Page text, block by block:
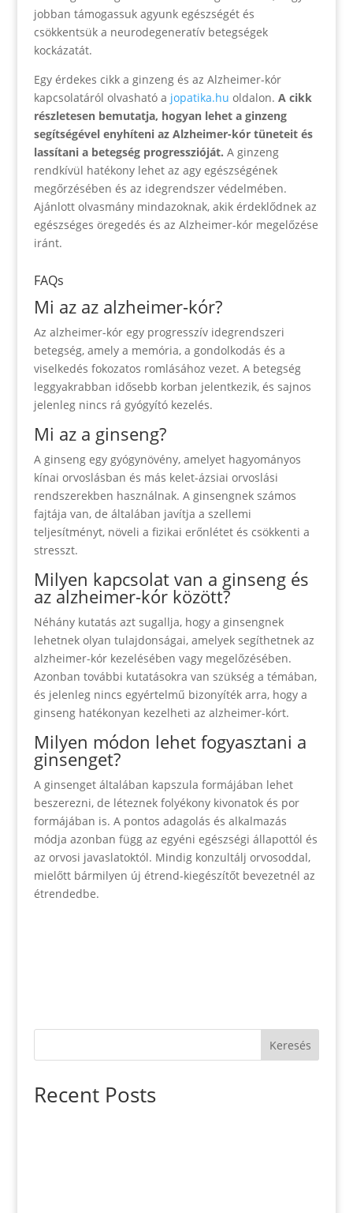
jobban támogassuk agyunk egészségét és
csökkentsük a neurodegeneratív betegségek
kockázatát.
Egy érdekes cikk a ginzeng és az Alzheimer-kór
kapcsolatáról olvasható a jopatika.hu oldalon. A cikk
részletesen bemutatja, hogyan lehet a ginzeng
segítségével enyhíteni az Alzheimer-kór tüneteit és
lassítani a betegség progresszióját. A ginzeng
rendkívül hatékony lehet az agy egészségének
megőrzésében és az idegrendszer védelmében.
Ajánlott olvasmány mindazoknak, akik érdeklődnek az
egészséges öregedés és az Alzheimer-kór megelőzése
iránt.
FAQs
Mi az az alzheimer-kór?
Az alzheimer-kór egy progresszív idegrendszeri
betegség, amely a memória, a gondolkodás és a
viselkedés fokozatos romlásához vezet. A betegség
leggyakrabban idősebb korban jelentkezik, és sajnos
jelenleg nincs rá gyógyító kezelés.
Mi az a ginseng?
A ginseng egy gyógynövény, amelyet hagyományos
kínai orvoslásban és más kelet-ázsiai orvoslási
rendszerekben használnak. A ginsengnek számos
fajtája van, de általában javítja a szellemi
teljesítményt, növeli a fizikai erőnlétet és csökkenti a
stresszt.
Milyen kapcsolat van a ginseng és
az alzheimer-kór között?
Néhány kutatás azt sugallja, hogy a ginsengnek
lehetnek olyan tulajdonságai, amelyek segíthetnek az
alzheimer-kór kezelésében vagy megelőzésében.
Azonban további kutatásokra van szükség a témában,
és jelenleg nincs egyértelmű bizonyíték arra, hogy a
ginseng hatékonyan kezelheti az alzheimer-kórt.
Milyen módon lehet fogyasztani a
ginsenget?
A ginsenget általában kapszula formájában lehet
beszerezni, de léteznek folyékony kivonatok és por
formájában is. A pontos adagolás és alkalmazás
módja azonban függ az egyéni egészségi állapottól és
az orvosi javaslatoktól. Mindig konzultálj orvosoddal,
mielőtt bármilyen új étrend-kiegészítőt bevezetnél az
étrendedbe.
Keresés
Recent Posts